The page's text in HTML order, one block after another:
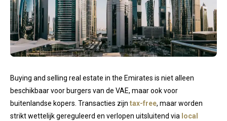
Buying and selling real estate in the Emirates is niet alleen
beschikbaar voor burgers van de VAE, maar ook voor
buitenlandse kopers. Transacties zijn tax-free, maar worden
strikt wettelijk gereguleerd en verlopen uitsluitend via local